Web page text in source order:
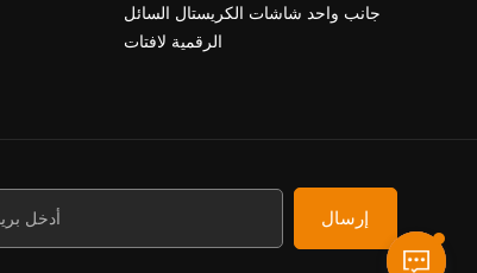
جانب واحد شاشات الكريستال السائل
الرقمية لافتات
إرسال